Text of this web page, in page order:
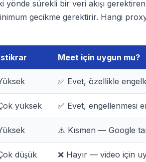
yönde sürekli bir veri akışı
gecikme gerektirir. Hangi
Meet için uygun mu?
✅ Evet, özellikle
yüksek ✅ Evet, engellenmesi
⚠️ Kısmen — Google
düşük ❌ Hayır — video için